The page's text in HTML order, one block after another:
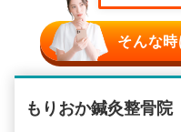
そんな
もりおか鍼灸整骨院